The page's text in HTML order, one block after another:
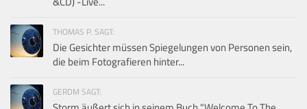
THOMAS P. SAGT:
Die Gesichter müssen Spiegelungen von Personen sein,
die beim Fotografieren hinter...
GERDM SAGT: